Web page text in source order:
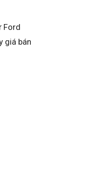
Ford
giá bán